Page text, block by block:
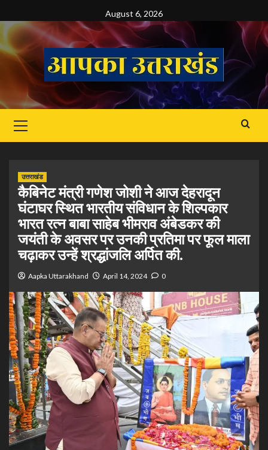
to
content
August 6, 2026
Menu
उत्तराखंड
कैबिनेट मंत्री गणेश जोशी ने आज देहरादून
घंटाघर स्थित भारतीय संविधान के शिल्पकार
भारत रत्न बाबा साहेब भीमराव अंबेडकर की
जयंती के अवसर पर उनकी प्रतिमा पर फूल माला
चढ़ाकर उन्हें श्रद्धांजलि अर्पित की.
Aapka Uttarakhand April 14, 2024 0